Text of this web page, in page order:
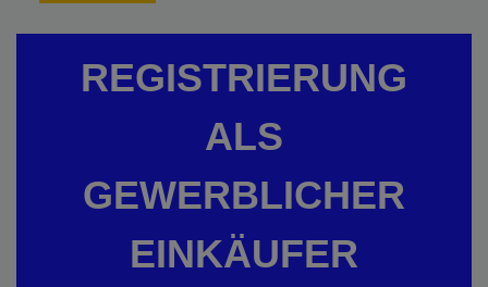
REGISTRIERUNG
ALS
GEWERBLICHER
EINKÄUFER